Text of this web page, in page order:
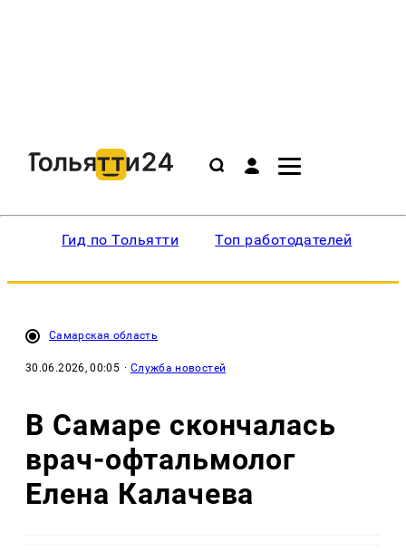
Гид по Тольятти Топ работодателей
Самарская область
30.06.2026, 00:05 · Служба новостей
В Самаре скончалась
врач-офтальмолог
Елена Калачева